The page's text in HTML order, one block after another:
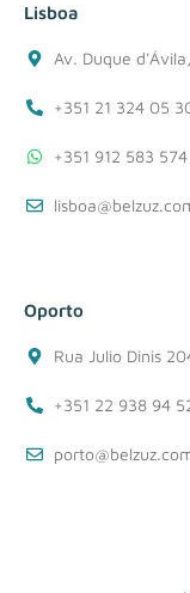
Lisboa
Av. Duque
+351 21 324 05
+351 912 583 574
Oporto
Rua Julio Dinis
+351 22 938 94